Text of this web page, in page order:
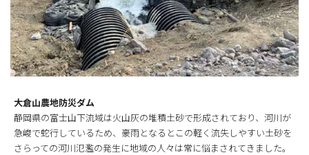
大倉山農地防災ダム
静岡県の富士山下流域は火山灰の堆積土砂で形成されており、河川が
急峻で蛇行しているため、豪雨となるとこの軽く流失しやすい土砂を
さらっての河川氾濫の発生に地域の人々は常に悩まされてきました。